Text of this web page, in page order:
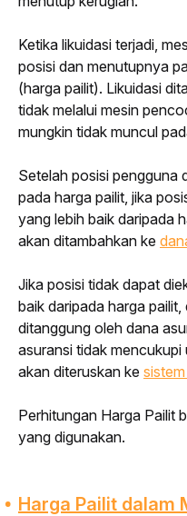
Ketika likuidasi terjadi,
posisi dan menutupnya
(harga pailit). Likuidasi
tidak melalui mesin
mungkin tidak muncul
Setelah posisi pengguna
pada harga pailit, jika
yang lebih baik daripada
akan ditambahkan ke
Jika posisi tidak dapat
baik daripada harga
ditanggung oleh dana
asuransi tidak
akan diteruskan ke
Perhitungan Harga Pailit
yang digunakan.
Harga Pailit dalam